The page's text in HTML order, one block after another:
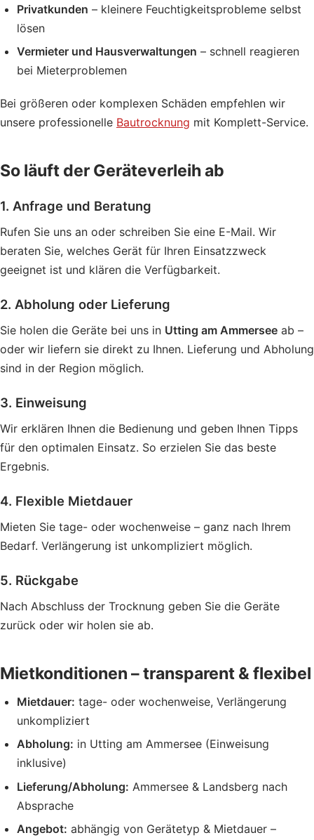
Privatkunden – kleinere Feuchtigkeitsprobleme selbst
lösen
Vermieter und Hausverwaltungen – schnell reagieren
bei Mieterproblemen
Bei größeren oder komplexen Schäden empfehlen wir
unsere professionelle Bautrocknung mit Komplett-Service.
So läuft der Geräteverleih ab
1. Anfrage und Beratung
Rufen Sie uns an oder schreiben Sie eine E-Mail. Wir
beraten Sie, welches Gerät für Ihren Einsatzzweck
geeignet ist und klären die Verfügbarkeit.
2. Abholung oder Lieferung
Sie holen die Geräte bei uns in Utting am Ammersee ab –
oder wir liefern sie direkt zu Ihnen. Lieferung und Abholung
sind in der Region möglich.
3. Einweisung
Wir erklären Ihnen die Bedienung und geben Ihnen Tipps
für den optimalen Einsatz. So erzielen Sie das beste
Ergebnis.
4. Flexible Mietdauer
Mieten Sie tage- oder wochenweise – ganz nach Ihrem
Bedarf. Verlängerung ist unkompliziert möglich.
5. Rückgabe
Nach Abschluss der Trocknung geben Sie die Geräte
zurück oder wir holen sie ab.
Mietkonditionen – transparent & flexibel
Mietdauer: tage- oder wochenweise, Verlängerung
unkompliziert
Abholung: in Utting am Ammersee (Einweisung
inklusive)
Lieferung/Abholung: Ammersee & Landsberg nach
Absprache
Angebot: abhängig von Gerätetyp & Mietdauer –